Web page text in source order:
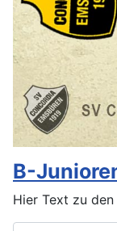
B-
Hier Text zu